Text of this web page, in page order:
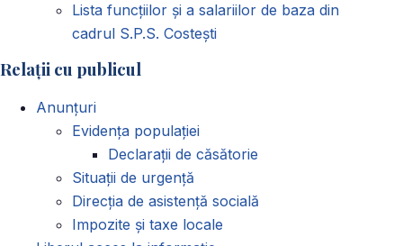
Lista funcțiilor și a salariilor de baza din
cadrul S.P.S. Costești
Relații cu publicul
Anunțuri
Evidența populației
Declarații de căsătorie
Situații de urgență
Direcția de asistență socială
Impozite și taxe locale